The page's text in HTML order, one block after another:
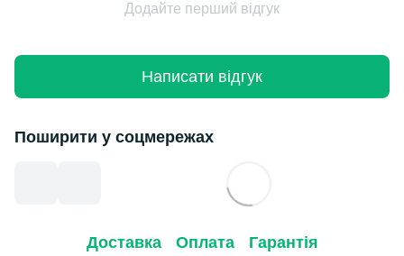
Додайте перший відгук
Написати відгук
Поширити у соцмережах
Доставка Оплата Гарантія